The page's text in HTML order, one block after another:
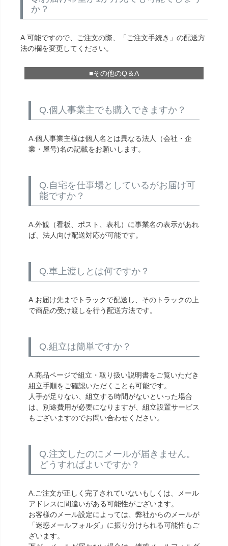
か？
A.可能ですので、ご注文の際、「ご注文手続き」の配送方
法の欄を変更してください。
■その他のQ＆A
Q.個人事業主でも購入できますか？
A.個人事業主様は個人名とは異なる法人（会社・企
業・屋号)名の記載をお願いします。
Q.自宅を仕事場としているがお届け可
能ですか？
A.外観（看板、ポスト、表札）に事業名の表示があれ
ば、法人向け配送対応が可能です。
Q.車上渡しとは何ですか？
A.お届け先までトラックで配送し、そのトラックの上
で商品の受け渡しを行う配送方法です。
Q.組立は簡単ですか？
A.商品ページで組立・取り扱い説明書をご覧いただき
組立手順をご確認いただくことも可能です。
人手が足りない、組立する時間がないといった場合
は、別途費用が必要になりますが、組立設置サービス
もございますのでお問い合わせください。
Q.注文したのにメールが届きません。
どうすればよいですか？
A.ご注文が正しく完了されていないもしくは、メール
アドレスに間違いがある可能性がございます。
お客様のメール設定によっては、弊社からのメールが
「迷惑メールフォルダ」に振り分けられる可能性もご
ざいます。